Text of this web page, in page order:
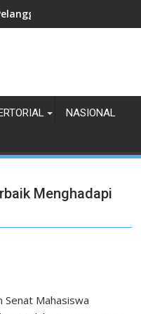
UU ITE Dengan
NASIONAL
Menghadapi
Senat Mahasiswa